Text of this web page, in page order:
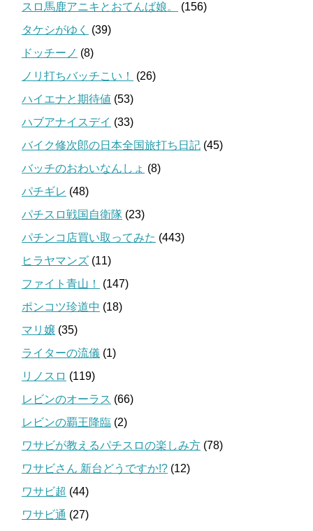
スロ馬鹿アニキとおてんば娘。
(156)
タケシがゆく
(39)
ドッチーノ (8)
ノリ打ちバッチこい！
(26)
ハイエナと期待値 (53)
ハブアナイスデイ (33)
バイク修次郎の日本全国旅打ち日記 (45)
バッチのおわいなんしょ (8)
パチギレ (48)
パチスロ戦国自衛隊 (23)
パチンコ店買い取ってみた (443)
ヒラヤマンズ (11)
ファイト青山！
(147)
ポンコツ珍道中 (18)
マリ嬢 (35)
ライターの流儀 (1)
リノスロ (119)
レビンのオーラス (66)
レビンの覇王降臨 (2)
ワサビが教えるパチスロの楽しみ方 (78)
ワサビさん 新台どうですか!? (12)
ワサビ超 (44)
ワサビ通 (27)